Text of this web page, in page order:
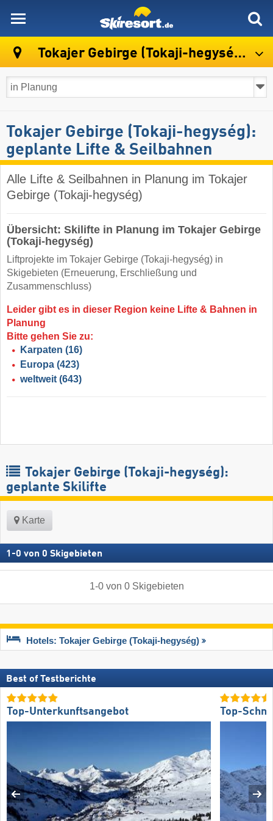
Tokajer Gebirge (Tokaji-hegység)
Tokajer Gebirge (Tokaji-hegység):
geplante Lifte & Seilbahnen
Alle Lifte & Seilbahnen in Planung im Tokajer
Gebirge (Tokaji-hegység)
Übersicht: Skilifte in Planung im Tokajer Gebirge
(Tokaji-hegység)
Liftprojekte im Tokajer Gebirge (Tokaji-hegység) in
Skigebieten (Erneuerung, Erschließung und
Zusammenschluss)
Leider gibt es in dieser Region keine Lifte & Bahnen in
Planung
Bitte gehen Sie zu:
Karpaten (16)
Europa (423)
weltweit (643)
Tokajer Gebirge (Tokaji-hegység):
geplante Skilifte
Karte
1 -0 von 0 Skigebieten
1-0von 0 Skigebieten
Hotels: Tokajer Gebirge (Tokaji-hegység)
Best of Testberichte
Top-Unterkunftsangebot Top-